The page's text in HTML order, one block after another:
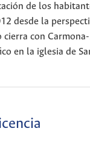
de los
desde la
con
en la iglesia de